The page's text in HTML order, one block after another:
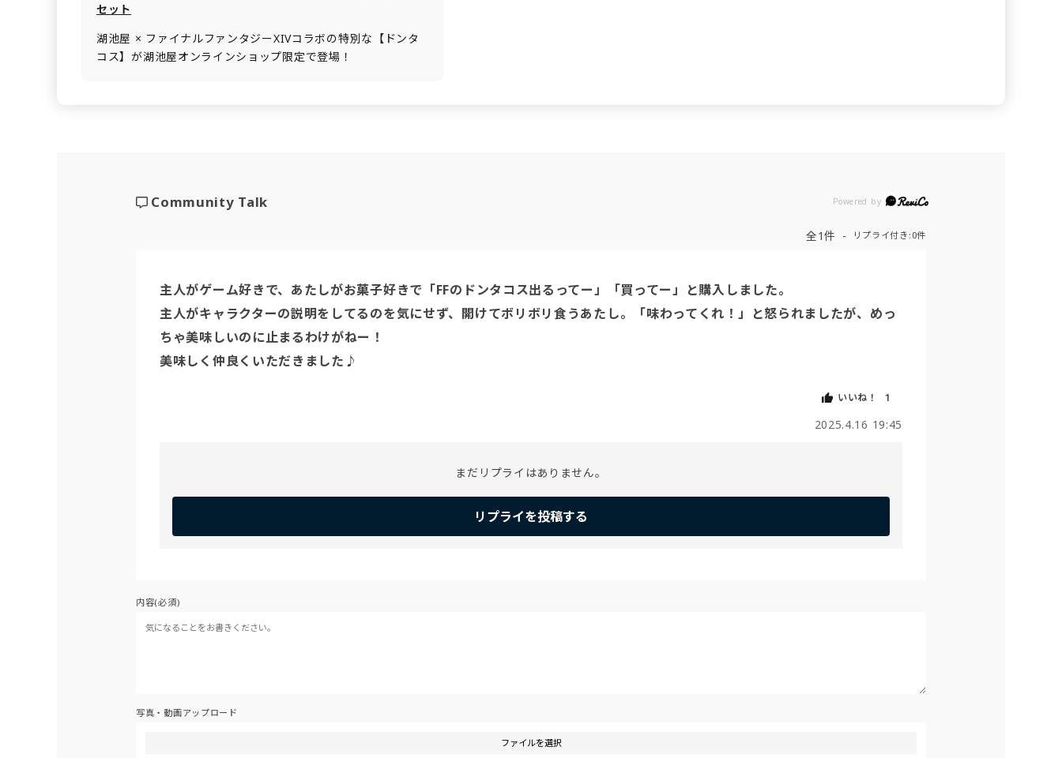
セット
湖池屋 × ファイナルファンタジーXIVコラボの特別な【ドンタ
コス】が湖池屋オンラインショップ限定で登場！
Powered by
Community Talk
全1件 リプライ付き:0件
主人がゲーム好きで、あたしがお菓子好きで「FFのドンタコス出るってー」「買ってー」と購入しました。
主人がキャラクターの説明をしてるのを気にせず、開けてボリボリ食うあたし。「味わってくれ！」と怒られましたが、めっ
ちゃ美味しいのに止まるわけがねー！
美味しく仲良くいただきました♪
いいね！ 1
2025.4.16 19:45
まだリプライはありません。
リプライを投稿する
内容(必須)
写真・動画アップロード
ファイルを選択